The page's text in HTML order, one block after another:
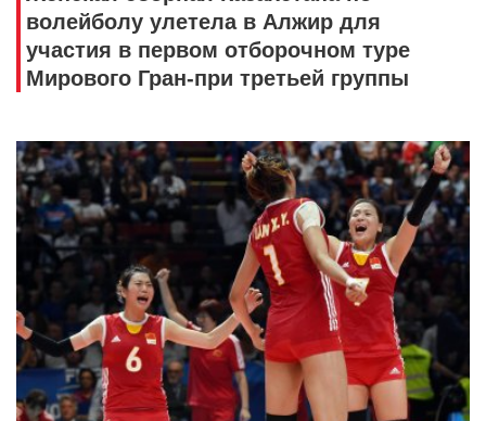
волейболу улетела в Алжир для
участия в первом отборочном туре
Мирового Гран-при третьей группы